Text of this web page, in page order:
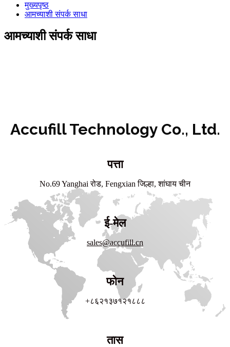
मुख्यपृष्ठ
आमच्याशी संपर्क साधा
आमच्याशी संपर्क साधा
Accufill Technology Co., Ltd.
पत्ता
No.69 Yanghai रोड, Fengxian जिल्हा, शांघाय चीन
ई-मेल
sales@accufill.cn
फोन
+८६२१३७१२१८८८
तास